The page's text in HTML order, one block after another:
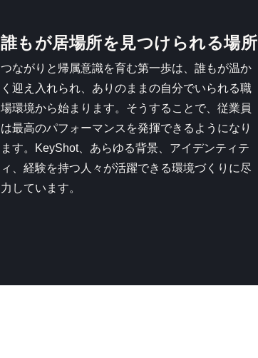
誰もが居場所を見つけられる場所
つながりと帰属意識を育む第一歩は、誰もが温か
く迎え入れられ、ありのままの自分でいられる職
場環境から始まります。そうすることで、従業員
は最高のパフォーマンスを発揮できるようになり
ます。KeyShot、あらゆる背景、アイデンティテ
ィ、経験を持つ人々が活躍できる環境づくりに尽
力しています。